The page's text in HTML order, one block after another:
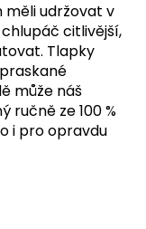
měli udržovat v
citlivější,
Tlapky
může náš
ručně ze 100 %
i pro opravdu